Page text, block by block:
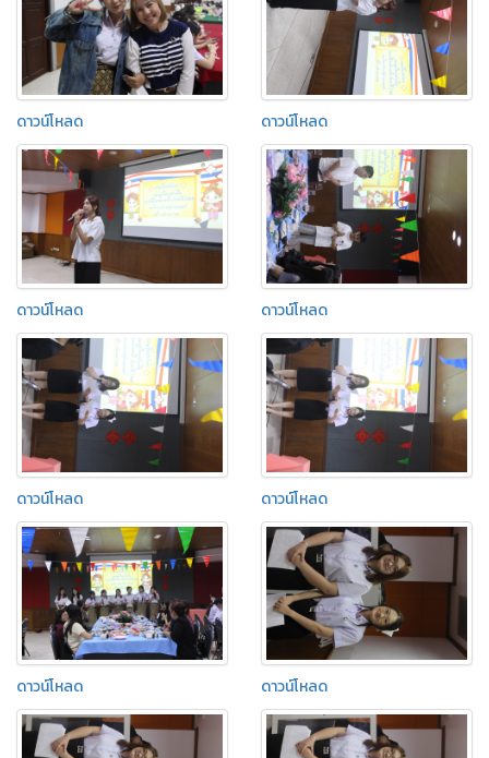
ดาวน์โหลด ดาวน์โหลด
ดาวน์โหลด ดาวน์โหลด
ดาวน์โหลด ดาวน์โหลด
ดาวน์โหลด ดาวน์โหลด